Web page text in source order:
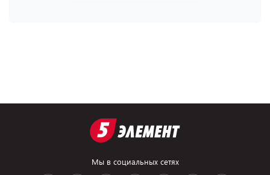
Мы в социальных сетях